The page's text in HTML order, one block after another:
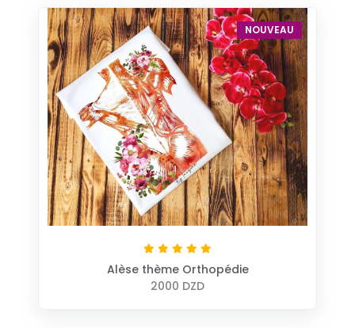
NOUVEAU
Alèse thème Orthopédie
2000 DZD